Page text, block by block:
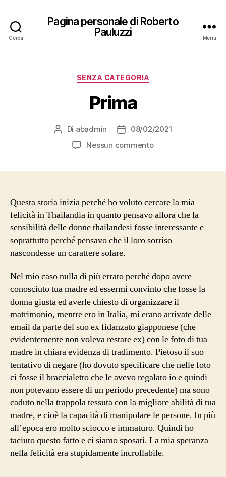
Cerca
Pagina personale di Roberto
Pauluzzi
Menu
Categorie
SENZA CATEGORIA
Prima
Autore
articolo
Di abadmin
Data08/02/2021
Nessun commentosu
Questa storia inizia perché ho voluto cercare la mia
felicità in Thailandia in quanto pensavo allora che la
sensibilità delle donne thailandesi fosse interessante e
soprattutto perché pensavo che il loro sorriso
nascondesse un carattere solare.
Nel mio caso nulla di più errato perché dopo avere
conosciuto tua madre ed essermi convinto che fosse la
donna giusta ed averle chiesto di organizzare il
matrimonio, mentre ero in Italia, mi erano arrivate delle
email da parte del suo ex fidanzato giapponese (che
evidentemente non voleva restare ex) con le foto di tua
madre in chiara evidenza di tradimento. Pietoso il suo
tentativo di negare (ho dovuto specificare che nelle foto
ci fosse il braccialetto che le avevo regalato io e quindi
non potevano essere di un periodo precedente) ma sono
caduto nella trappola tessuta con la migliore abilità di tua
madre, e cioè la capacità di manipolare le persone. In più
all’epoca ero molto sciocco e immaturo. Quindi ho
taciuto questo fatto e ci siamo sposati. La mia speranza
nella felicità era stupidamente incrollabile.